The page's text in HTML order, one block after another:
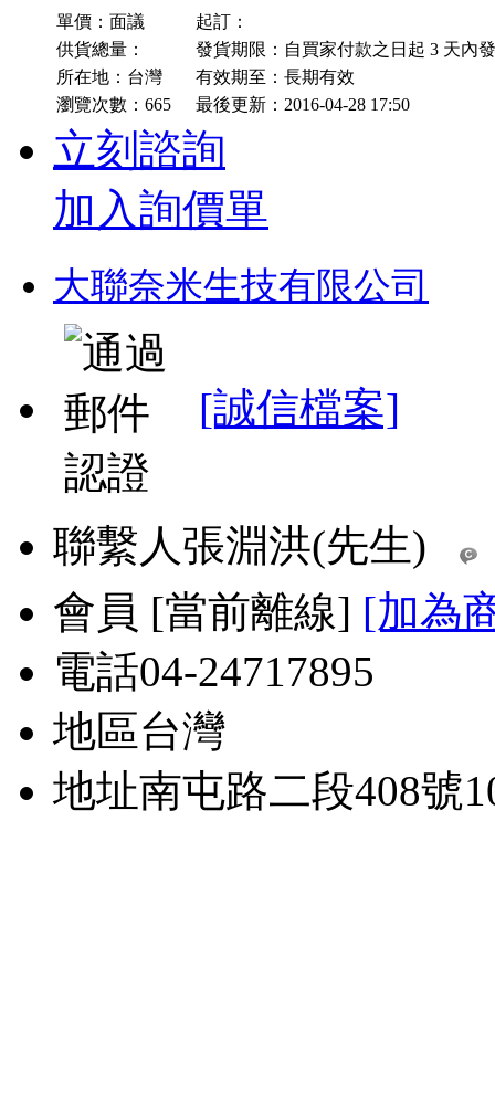
單價：面議
起訂：
供貨總量：
發貨期限：自買家付款之日起 3 天內
所在地：台灣
有效期至：長期有效
瀏覽次數： 665 最後更新：2016-04-28 17:50
立刻諮詢
加入詢價單
大聯奈米生技有限公司
[誠信檔案]
聯繫人張淵洪(先生)
會員 [當前離線] [加為
電話04-24717895
地區台灣
地址南屯路二段408號